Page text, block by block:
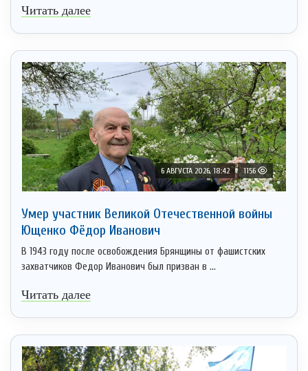
Читать далее
6 АВГУСТА 2026, 18:42 1156
Умер участник Великой Отечественной войны
Ющенко Фёдор Иванович
В 1943 году после освобождения Брянщины от фашистских
захватчиков Федор Иванович был призван в ...
Читать далее